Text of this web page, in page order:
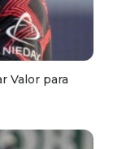
Valor para